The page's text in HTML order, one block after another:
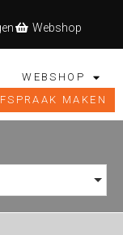
Webshop
WEBSHOP
MAKEN